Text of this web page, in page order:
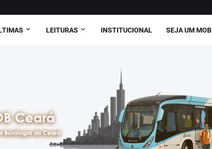
LEITURAS INSTITUCIONAL SEJA UM MOB